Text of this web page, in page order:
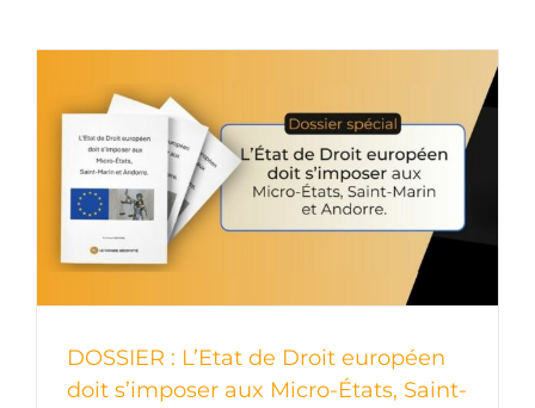
DOSSIER : L’Etat de Droit européen
doit s’imposer aux Micro-États, Saint-